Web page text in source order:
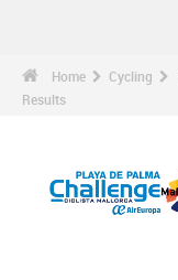
Home Cycling
Results